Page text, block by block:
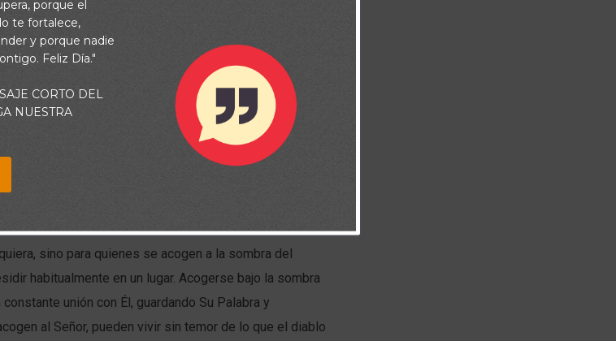
sino para quienes se acogen a la sombra del
habitualmente en un lugar. Acogerse bajo la sombra
unión con Él, guardando Su Palabra y
al Señor, pueden vivir sin temor de lo que el diablo
porque el
te fortalece,
y porque nadie
Feliz Día."
CORTO DEL
NUESTRA